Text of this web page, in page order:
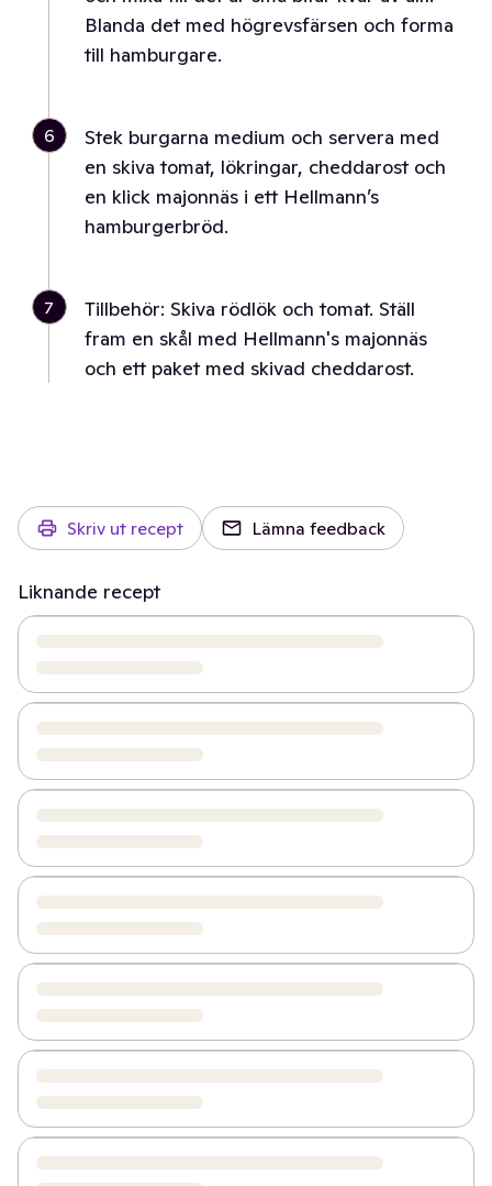
Blanda det med högrevsfärsen och forma
till hamburgare.
6
Stek burgarna medium och servera med
en skiva tomat, lökringar, cheddarost och
en klick majonnäs i ett Hellmann’s
hamburgerbröd.
7
Tillbehör: Skiva rödlök och tomat. Ställ
fram en skål med Hellmann's majonnäs
och ett paket med skivad cheddarost.
Skriv ut recept Lämna feedback
Liknande recept